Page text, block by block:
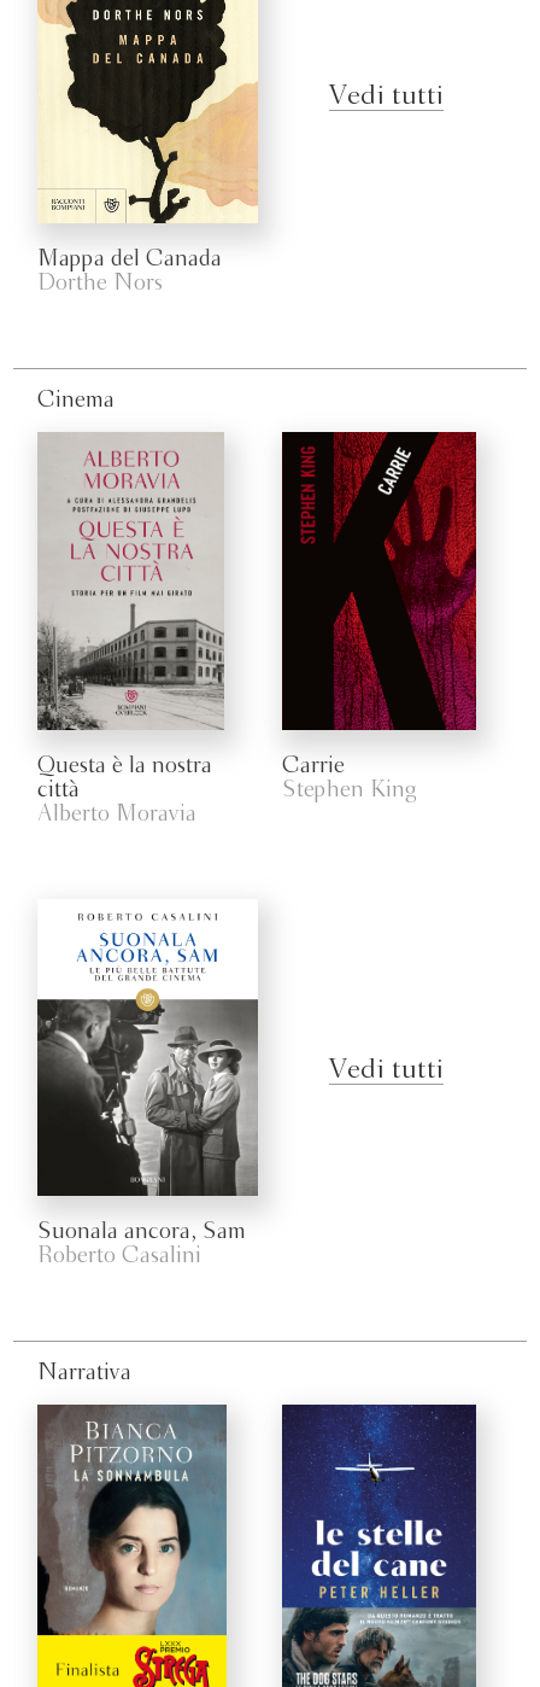
Mappa del Canada
Dorthe Nors
Vedi tutti
Cinema
Questa è la nostra
città
Alberto Moravia
Carrie
Stephen King
Suonala ancora, Sam
Roberto Casalini
Vedi tutti
Narrativa